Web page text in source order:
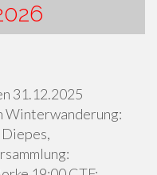
31.12.2025
Winterwanderung:
Diepes,